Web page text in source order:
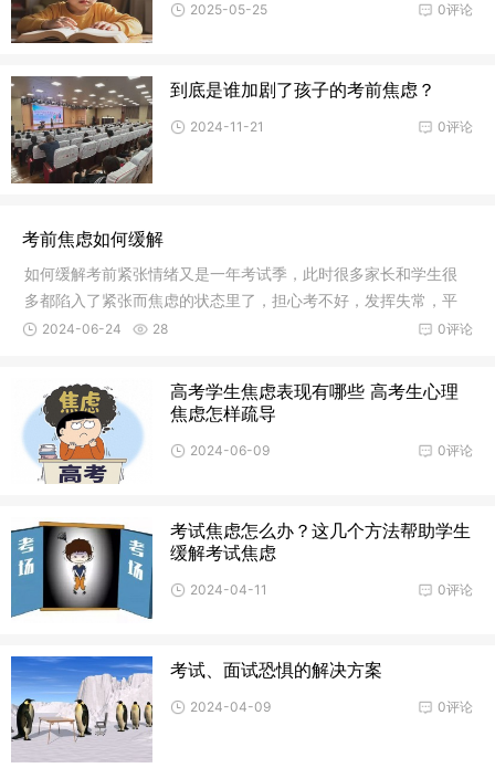
0评论
2025-05-25
到底是谁加剧了孩子的考前焦虑？
0评论
2024-11-21
考前焦虑如何缓解
如何缓解考前紧张情绪又是一年考试季，此时很多家长和学生很
多都陷入了紧张而焦虑的状态里了，担心考不好，发挥失常，平
常考得很
0评论
2024-06-24 28
高考学生焦虑表现有哪些 高考生心理
焦虑怎样疏导
0评论
2024-06-09
考试焦虑怎么办？这几个方法帮助学生
缓解考试焦虑
0评论
2024-04-11
考试、面试恐惧的解决方案
0评论
2024-04-09